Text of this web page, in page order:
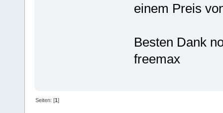
einem Preis
Besten Dank
freemax
Seiten: [1]